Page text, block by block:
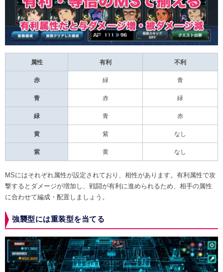
属性 有利 不利
赤 緑 青
青 赤 緑
緑 青 赤
黄 紫 なし
紫 黄 なし
MSにはそれぞれ属性が設定されており、相性があります。有利属性で攻
撃するとダメージが増加し、戦闘が有利に進められるため、相手の属性
に合わせて編成・配置しましょう。
強襲型には重装型を当てる